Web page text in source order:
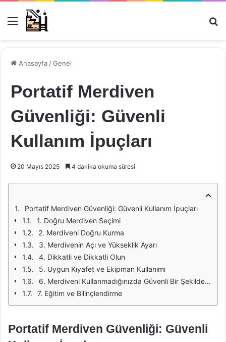
Menü
Anasayfa /Genel
Portatif Merdiven
Güvenliği: Güvenli
Kullanım İpuçları
20 Mayıs 2025 4 dakika okuma süresi
Portatif Merdiven Güvenliği: Güvenli Kullanım İpuçları
1. Doğru Merdiven Seçimi
2. Merdiveni Doğru Kurma
3. Merdivenin Açı ve Yükseklik Ayarı
4. Dikkatli ve Dikkatli Olun
5. Uygun Kıyafet ve Ekipman Kullanımı
6. Merdiveni Kullanmadığınızda Güvenli Bir Şekilde Saklayın
7. Eğitim ve Bilinçlendirme
Portatif Merdiven Güvenliği: Güvenli